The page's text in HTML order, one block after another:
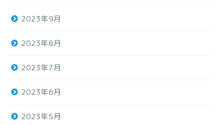
2023年9月
2023年8月
2023年7月
2023年6月
2023年5月